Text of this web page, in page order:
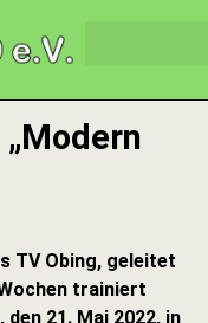
TV Obing, geleitet
trainiert
21. Mai 2022, in